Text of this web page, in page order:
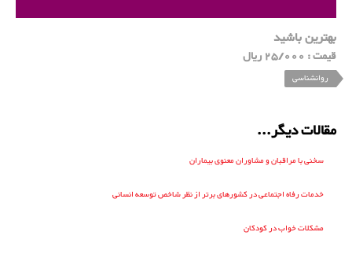
بهترین باشید
قیمت : 25/000 ریال
روانشناسی
مقالات دیگر...
سخنی با مراقبان و مشاوران معنوی بیماران
خدمات رفاه اجتماعی در کشورهای برتر از نظر شاخص توسعه انسانی
مشکلات خواب در کودکان